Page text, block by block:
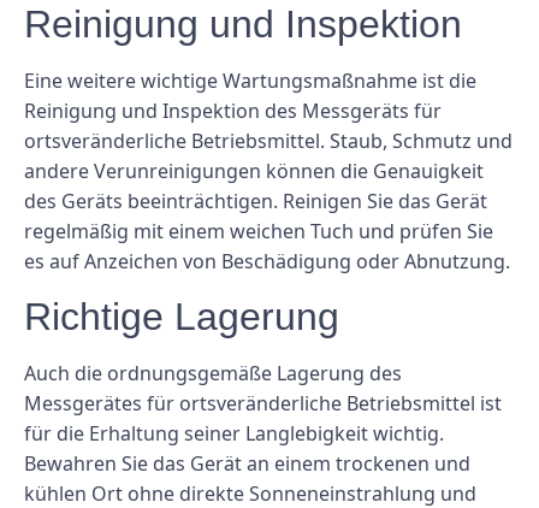
Reinigung und Inspektion
Eine weitere wichtige Wartungsmaßnahme ist die
Reinigung und Inspektion des Messgeräts für
ortsveränderliche Betriebsmittel. Staub, Schmutz und
andere Verunreinigungen können die Genauigkeit
des Geräts beeinträchtigen. Reinigen Sie das Gerät
regelmäßig mit einem weichen Tuch und prüfen Sie
es auf Anzeichen von Beschädigung oder Abnutzung.
Richtige Lagerung
Auch die ordnungsgemäße Lagerung des
Messgerätes für ortsveränderliche Betriebsmittel ist
für die Erhaltung seiner Langlebigkeit wichtig.
Bewahren Sie das Gerät an einem trockenen und
kühlen Ort ohne direkte Sonneneinstrahlung und